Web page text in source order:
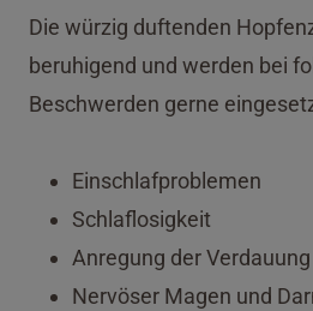
Die würzig duftenden
beruhigend und werden bei
Beschwerden gerne
Einschlafproblemen
Schlaflosigkeit
Anregung der Verdauung
Nervöser Magen und